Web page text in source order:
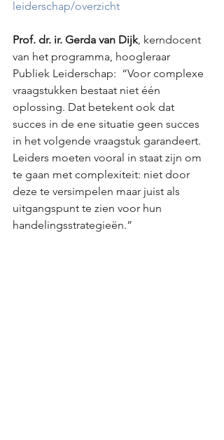
leiderschap/overzicht
Prof. dr. ir. Gerda van Dijk, kerndocent
van het programma, hoogleraar
Publiek Leiderschap:  “Voor complexe
vraagstukken bestaat niet één
oplossing. Dat betekent ook dat
succes in de ene situatie geen succes
in het volgende vraagstuk garandeert.
Leiders moeten vooral in staat zijn om
te gaan met complexiteit: niet door
deze te versimpelen maar juist als
uitgangspunt te zien voor hun
handelingsstrategieën.”